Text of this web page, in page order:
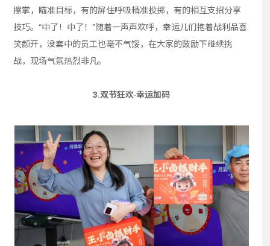
擦掌，瞄准目标，有的屏住呼吸精准投掷，有的相互支招分享
技巧。“中了！中了！”随着一声声欢呼，幸运儿们抱着战利品喜
笑颜开，没套中的员工也毫不气馁，在大家的鼓励下继续挑
战，现场气氛热烈非凡。
3.双节狂欢·幸运加码